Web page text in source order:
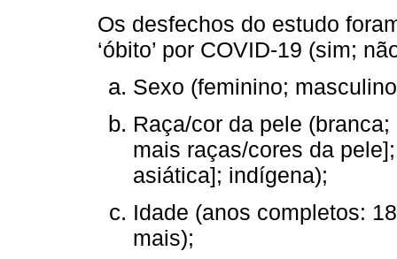
Os desfechos do estudo
‘óbito’ por COVID-19 (sim;
Sexo (feminino;
Raça/cor da pele
mais raças/cores da
asiática]; indígena);
Idade (anos completos:
mais);